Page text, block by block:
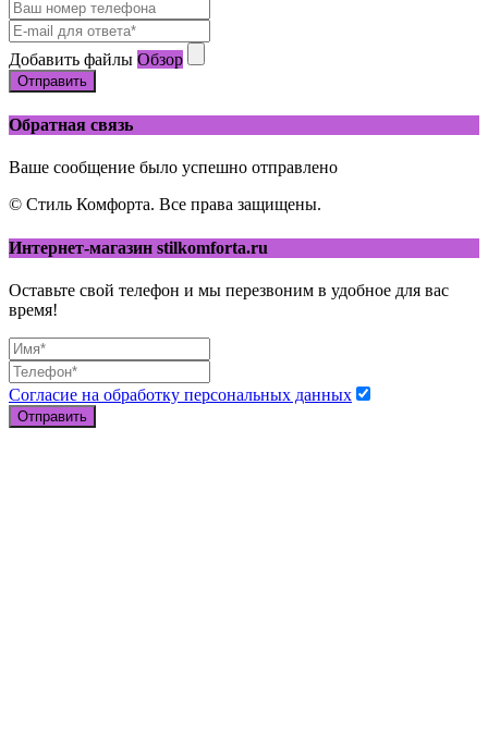
Добавить файлы Обзор
Отправить
Обратная связь
Ваше сообщение было успешно отправлено
© Стиль Комфорта. Все права защищены.
Интернет-магазин stilkomforta.ru
Оставьте свой телефон и мы перезвоним в удобное для вас
время!
Согласие на обработку персональных данных
Отправить